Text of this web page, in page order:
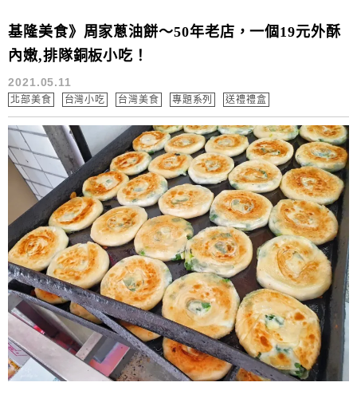
基隆美食》周家蔥油餅～50年老店，一個19元外酥
內嫩,排隊銅板小吃！
2021.05.11
北部美食 台灣小吃 台灣美食 專題系列 送禮禮盒